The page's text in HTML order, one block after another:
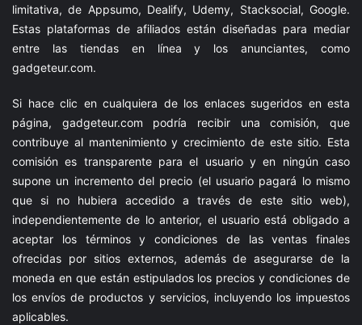
limitativa, de Appsumo, Dealify, Udemy, Stacksocial, Google.
Estas plataformas de afiliados están diseñadas para mediar
entre las tiendas en línea y los anunciantes, como
gadgeteur.com.
Si hace clic en cualquiera de los enlaces sugeridos en esta
página, gadgeteur.com podría recibir una comisión, que
contribuye al mantenimiento y crecimiento de este sitio. Esta
comisión es transparente para el usuario y en ningún caso
supone un incremento del precio (el usuario pagará lo mismo
que si no hubiera accedido a través de este sitio web),
independientemente de lo anterior, el usuario está obligado a
aceptar los términos y condiciones de las ventas finales
ofrecidas por sitios externos, además de asegurarse de la
moneda en que están estipulados los precios y condiciones de
los envíos de productos y servicios, incluyendo los impuestos
aplicables.